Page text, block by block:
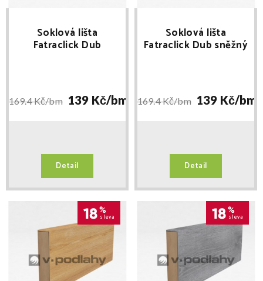
Soklová lišta
Fatraclick Dub
169.4 Kč/bm 139 Kč/bm
Detail
Soklová lišta
Fatraclick Dub sněžný
169.4 Kč/bm 139 Kč/bm
Detail
18%
sleva 18%
sleva